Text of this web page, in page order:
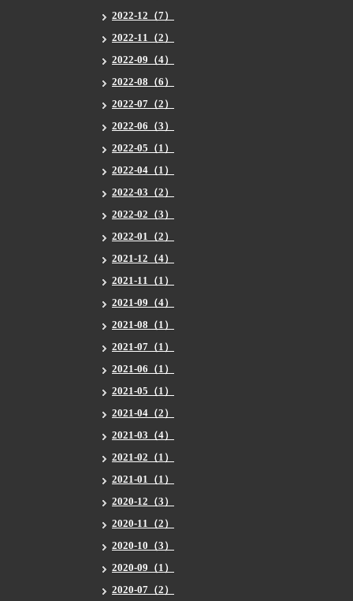
2022-12（7）
2022-11（2）
2022-09（4）
2022-08（6）
2022-07（2）
2022-06（3）
2022-05（1）
2022-04（1）
2022-03（2）
2022-02（3）
2022-01（2）
2021-12（4）
2021-11（1）
2021-09（4）
2021-08（1）
2021-07（1）
2021-06（1）
2021-05（1）
2021-04（2）
2021-03（4）
2021-02（1）
2021-01（1）
2020-12（3）
2020-11（2）
2020-10（3）
2020-09（1）
2020-07（2）